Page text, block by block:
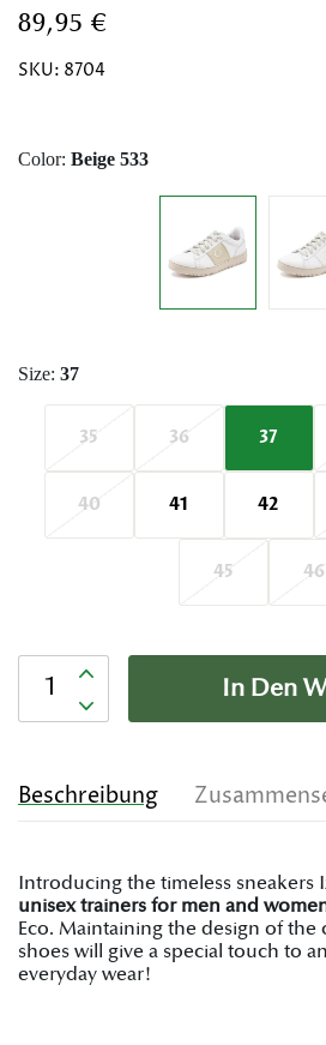
89,95 €
SKU: 8704
Size: 37
35 36 37
40 41 42
45 46
Color: Beige 533
In Den
Beschreibung
Introducing the timeless sneakers
unisex trainers for men and
Eco. Maintaining the design of the
shoes will give a special touch to
everyday wear!